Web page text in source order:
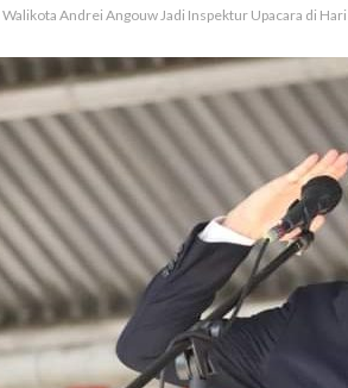
Walikota Andrei Angouw Jadi Inspektur Upacara di Hari